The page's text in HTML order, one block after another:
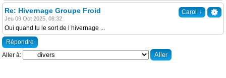
Carol ↓
Re: Hivernage Groupe Froid
Jeu 09 Oct 2025, 08:32
Oui quand tu le sort de l hivernage ...
Répondre
Aller à: